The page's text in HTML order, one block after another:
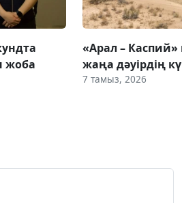
жоба
«Арал – Каспий»
жаңа дәуірдің
7 тамыз, 2026